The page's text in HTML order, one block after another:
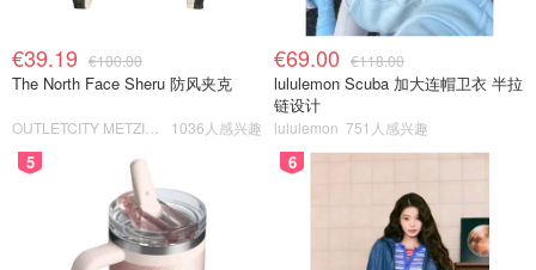
€39.19 €100.00
The North Face Sheru 防风夹克
1036人感兴趣
€69.00 €118.00
lululemon Scuba 加大连帽卫衣 半拉
链设计
lululemon 751人感兴趣
5 6